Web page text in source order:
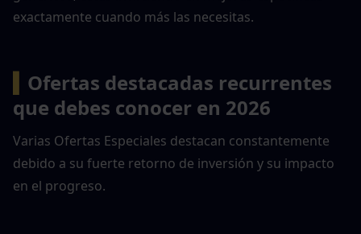
exactamente cuando más las necesitas.
Ofertas destacadas recurrentes
que debes conocer en 2026
Varias Ofertas Especiales destacan constantemente
debido a su fuerte retorno de inversión y su impacto
en el progreso.